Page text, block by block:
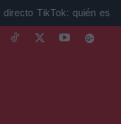
es el bloguero ...